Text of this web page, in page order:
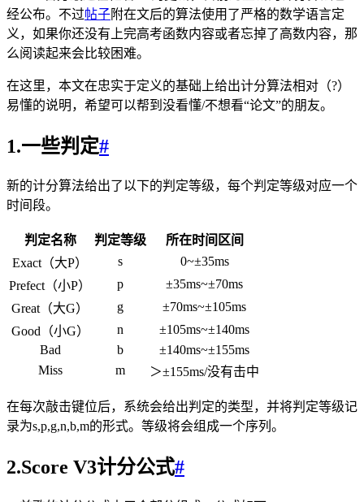
经公布。不过帖子附在文后的算法使用了严格的数学语言定
义，如果你还没有上完高考函数内容或者忘掉了高数内容，那
么阅读起来会比较困难。
在这里，本文在忠实于定义的基础上给出计分算法相对（?）
易懂的说明，希望可以帮到没看懂/不想看“论文”的朋友。
1.一些判定#
新的计分算法给出了以下的判定等级，每个判定等级对应一个
时间段。
判定名称 判定等级
所在时间区间
Exact（大P）
s
0~±35ms
Prefect（小P）
p
±35ms~±70ms
Great（大G）
g
±70ms~±105ms
Good（小G）
n
±105ms~±140ms
Bad
b
±140ms~±155ms
Miss
m ＞±155ms/没有击中
在每次敲击键位后，系统会给出判定的类型，并将判定等级记
录为s,p,g,n,b,m的形式。等级将会组成一个序列。
2.Score V3计分公式#